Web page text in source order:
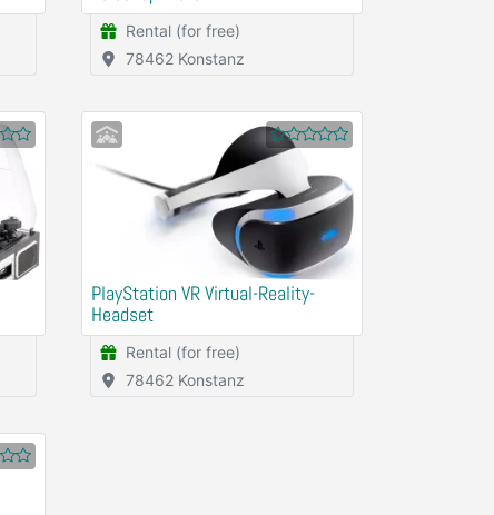
Rental (for free)
78462 Konstanz
PlayStation VR Virtual-Reality-
Headset
Rental (for free)
78462 Konstanz